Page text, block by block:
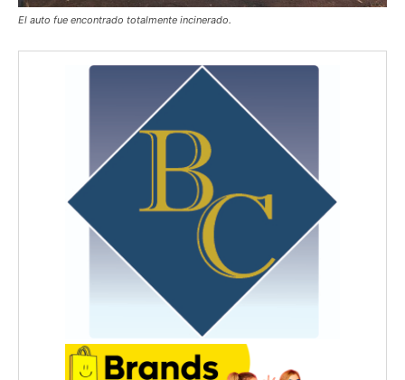
El auto fue encontrado totalmente incinerado.